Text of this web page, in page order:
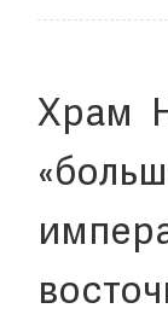
Храм